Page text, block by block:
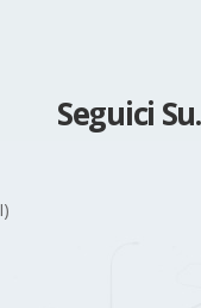
Seguici Su…